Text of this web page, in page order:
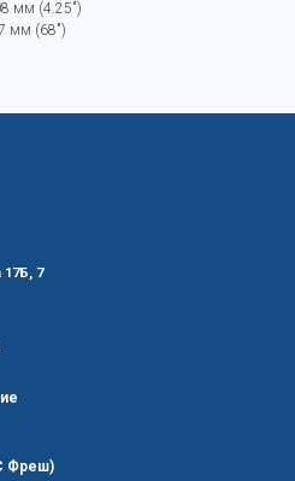
мм (4.25")
мм (68")
17Б, 7
Фреш)